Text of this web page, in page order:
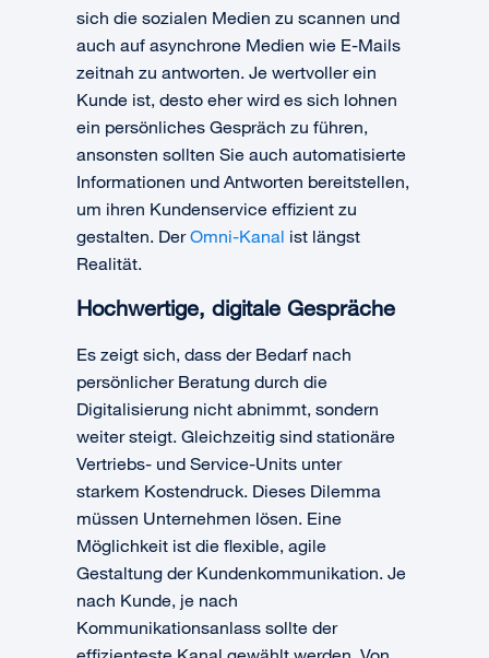
sich die sozialen Medien zu scannen und
auch auf asynchrone Medien wie E-Mails
zeitnah zu antworten. Je wertvoller ein
Kunde ist, desto eher wird es sich lohnen
ein persönliches Gespräch zu führen,
ansonsten sollten Sie auch automatisierte
Informationen und Antworten bereitstellen,
um ihren Kundenservice effizient zu
gestalten. DerOmni-Kanal ist längst
Realität.
Hochwertige, digitale Gespräche
Es zeigt sich, dass der Bedarf nach
persönlicher Beratung durch die
Digitalisierung nicht abnimmt, sondern
weiter steigt. Gleichzeitig sind stationäre
Vertriebs- und Service-Units unter
starkem Kostendruck. Dieses Dilemma
müssen Unternehmen lösen. Eine
Möglichkeit ist die flexible, agile
Gestaltung der Kundenkommunikation. Je
nach Kunde, je nach
Kommunikationsanlass sollte der